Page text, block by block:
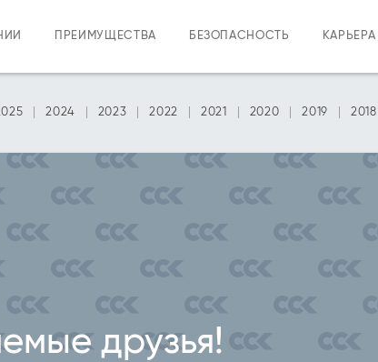
ПРЕИМУЩЕСТВА БЕЗОПАСНОСТЬ КАРЬЕРА
2024 2023 2022 2021 2020 2019 2018
друзья!